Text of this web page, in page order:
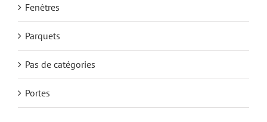
Fenêtres
Parquets
Pas de catégories
Portes